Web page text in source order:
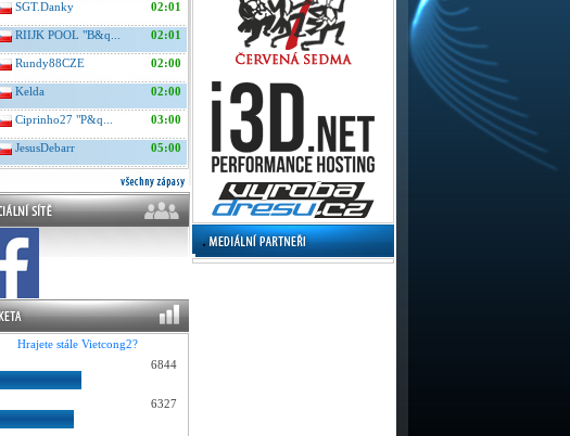
SGT.Danky 02:01
RIIJK POOL "B&q... 02:01
Rundy88CZE 02:00
Kelda 02:00
Ciprinho27 "P&q... 03:00
JesusDebarr 05:00
Hrajete stále Vietcong2?
6844
6327